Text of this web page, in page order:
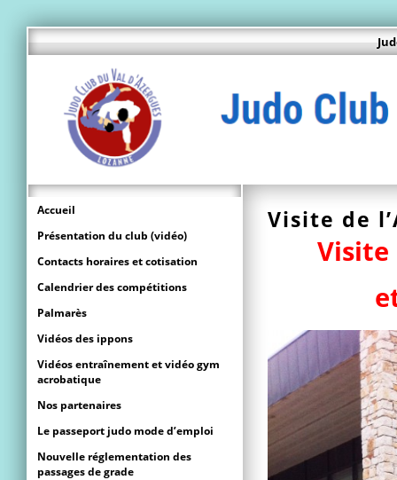
Visite de
Visite
Accueil
Présentation du club (vidéo)
Contacts horaires et cotisation
Calendrier des compétitions
Palmarès
Vidéos des ippons
Vidéos entraînement et vidéo gym
acrobatique
Nos partenaires
Le passeport judo mode d’emploi
Nouvelle réglementation des
passages de grade